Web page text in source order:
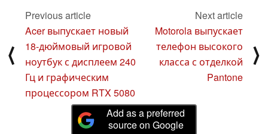
⟨
Previous article
Acer выпускает новый
18-дюймовый игровой
ноутбук с дисплеем 240
Гц и графическим
процессором RTX 5080
Next article
Motorola выпускает
телефон высокого
класса с отделкой
Pantone
⟩
Add as a preferred
source on Google